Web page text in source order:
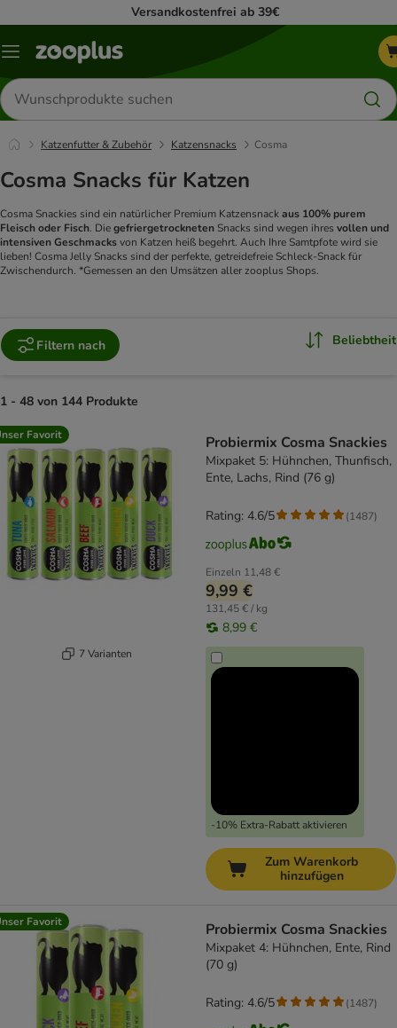
Versandkostenfrei ab 39€
Menü
Produkte
suchen
Katzenfutter & Zubehör Katzensnacks Cosma
Cosma Snacks für Katzen
Cosma Snackies sind ein natürlicher Premium Katzensnackaus 100% purem
Fleisch oder Fisch. Diegefriergetrockneten Snacks sind wegen ihres vollen und
intensiven Geschmacksvon Katzen heiß begehrt. Auch Ihre Samtpfote wird sie
lieben! Cosma Jelly Snacks sind der perfekte, getreidefreie Schleck-Snack für
Zwischendurch. *Gemessen an den Umsätzen aller zooplus Shops.
Filtern nach Beliebtheit
1 - 48 von 144 Produkte
product items have been changed
Favorit
7 Varianten
Probiermix Cosma Snackies
Mixpaket 5: Hühnchen, Thunfisch,
Ente, Lachs, Rind (76 g)
Einzeln 11,48 €
9,99 €
131,45 € / kg
8,99 €
-10% Extra-Rabatt aktivieren
Rating: 4.6/5 (1487)
Zum Warenkorb
hinzufügen
Favorit Probiermix Cosma Snackies
Mixpaket 4: Hühnchen, Ente, Rind
(70 g)
Rating: 4.6/5 (1487)